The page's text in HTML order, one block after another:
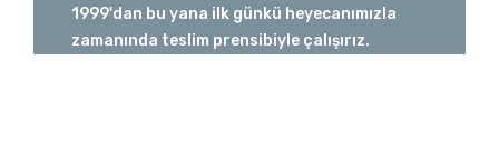
1999'dan bu yana ilk günkü heyecanımızla
zamanında teslim prensibiyle çalışırız.